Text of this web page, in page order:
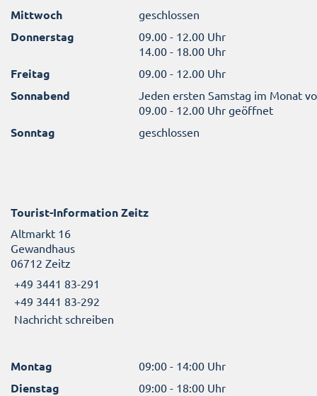
Mittwoch geschlossen
Donnerstag
09.00 - 12.00 Uhr
14.00 - 18.00 Uhr
Freitag 09.00 - 12.00 Uhr
Sonnabend
Jeden ersten Samstag im Monat
09.00 - 12.00 Uhr geöffnet
Sonntag geschlossen
Tourist-Information Zeitz
Altmarkt 16
Gewandhaus
06712 Zeitz
+49 3441 83-291
+49 3441 83-292
Nachricht schreiben
Montag 09:00 - 14:00 Uhr
Dienstag 09:00 - 18:00 Uhr